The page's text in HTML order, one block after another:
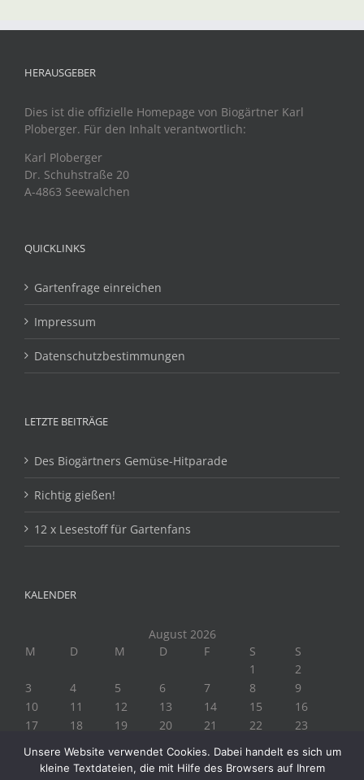
HERAUSGEBER
Dies ist die offizielle Homepage von Biogärtner Karl
Ploberger. Für den Inhalt verantwortlich:
Karl Ploberger
Dr. Schuhstraße 20
A-4863 Seewalchen
QUICKLINKS
Gartenfrage einreichen
Impressum
Datenschutzbestimmungen
LETZTE BEITRÄGE
Des Biogärtners Gemüse-Hitparade
Richtig gießen!
12 x Lesestoff für Gartenfans
KALENDER
August 2026
M
D M D F S
S
1
2
3
4 5 6 7 8
9
10
11 12 13 14 15
16
17
18 19 20 21 22
23
24
25 27 28
Unsere Website verwendet Cookies. Dabei handelt es sich um
kleine Textdateien, die mit Hilfe des Browsers auf Ihrem